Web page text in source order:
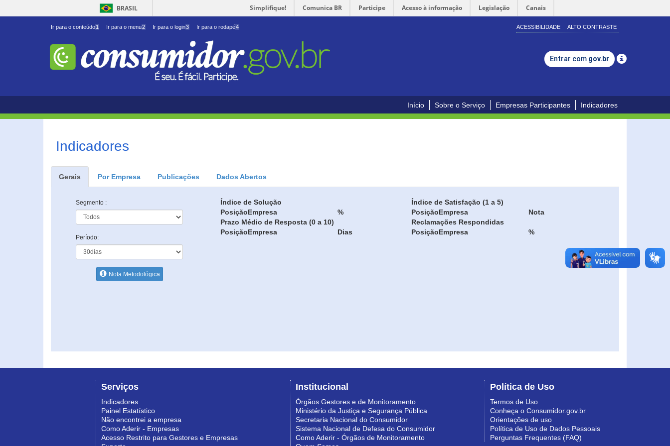
BRASIL Simplifique! Comunica BR Participe Acesso à informação Legislação Canais
Ir para o conteúdo1 Ir para o menu2 Ir para o login3 Ir para o rodapé4 ACESSIBILIDADE ALTO CONTRASTE
Entrar com gov.br
Início Sobre o Serviço Empresas Participantes Indicadores
Indicadores
Gerais Por Empresa Publicações Dados Abertos
Segmento :
Período:
Nota Metodológica
Índice de Solução
PosiçãoEmpresa %
Índice de Satisfação (1 a 5)
PosiçãoEmpresa
Nota
Prazo Médio de Resposta (0 a 10)
PosiçãoEmpresa Dias
Reclamações Respondidas
PosiçãoEmpresa %
Serviços
Indicadores
Painel Estatístico
Não encontrei a empresa
Como Aderir - Empresas
Acesso Restrito para Gestores e Empresas
Institucional
Órgãos Gestores e de Monitoramento
Ministério da Justiça e Segurança Pública
Secretaria Nacional do Consumidor
Sistema Nacional de Defesa do Consumidor
Como Aderir - Órgãos de Monitoramento
Política de Uso
Termos de Uso
Conheça o Consumidor.gov.br
Orientações de uso
Política de Uso de Dados Pessoais
Perguntas Frequentes (FAQ)